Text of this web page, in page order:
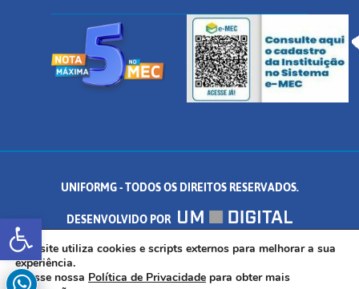
Abrir a barra de ferramentas
UNIFORMG - TODOS OS DIREITOS RESERVADOS.
DESENVOLVIDO POR
AV. DR. ARNALDO DE SENNA, 328 - PALMEIRAS, FORMIGA/MG - CEP:
35.574.530
Este site utiliza cookies e scripts externos para melhorar a sua
experiência.
Acesse nossa Política de Privacidade para obter mais